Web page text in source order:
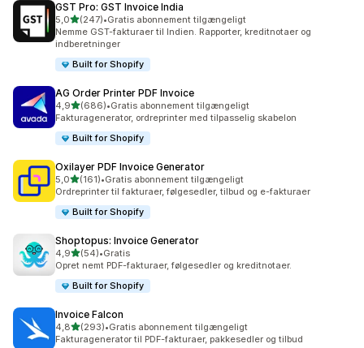
GST Pro: GST Invoice India
5,0ud af 5 stjerner
(247)
247 anmeldelser i alt
•Gratis abonnement tilgængeligt
Nemme GST-fakturaer til Indien. Rapporter, kreditnotaer og
indberetninger
Built for Shopify
AG Order Printer PDF Invoice
4,9ud af 5 stjerner
(686)
686 anmeldelser i alt
•Gratis abonnement tilgængeligt
Fakturagenerator, ordreprinter med tilpasselig skabelon
Built for Shopify
Oxilayer PDF Invoice Generator
5,0ud af 5 stjerner
(161)
161 anmeldelser i alt
•Gratis abonnement tilgængeligt
Ordreprinter til fakturaer, følgesedler, tilbud og e-fakturaer
Built for Shopify
Shoptopus: Invoice Generator
4,9ud af 5 stjerner
(54)
54 anmeldelser i alt
•Gratis
Opret nemt PDF-fakturaer, følgesedler og kreditnotaer.
Built for Shopify
Invoice Falcon
4,8ud af 5 stjerner
(293)
293 anmeldelser i alt
•Gratis abonnement tilgængeligt
Fakturagenerator til PDF-fakturaer, pakkesedler og tilbud